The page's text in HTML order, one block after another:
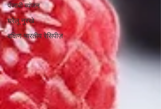
पंजाबी व्यंजन
घरेलू नुस्खे
दक्षिण भारतीय रेसिपीज़